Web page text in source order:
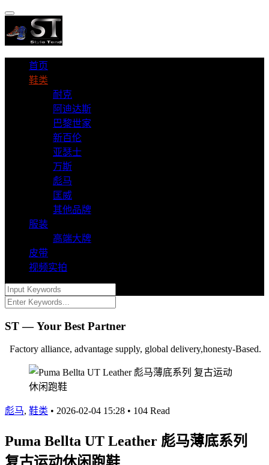
首页
鞋类
耐克
阿迪达斯
巴黎世家
新百伦
亚瑟士
万斯
彪马
匡威
其他品牌
服装
高端大牌
皮带
视频实拍
ST — Your Best Partner
Factory alliance, advantage supply, global delivery,honesty-Based.
彪马, 鞋类 • 2026-02-04 15:28 • 104 Read
Puma Bellta UT Leather 彪马薄底系列